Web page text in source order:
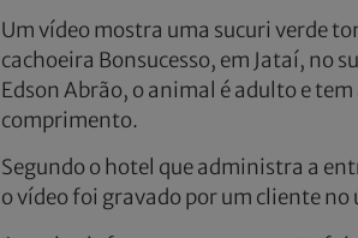
Um vídeo mostra uma sucuri verde
cachoeira Bonsucesso, em Jataí, no
Edson Abrão, o animal é adulto e
comprimento.
Segundo o hotel que administra a
o vídeo foi gravado por um cliente